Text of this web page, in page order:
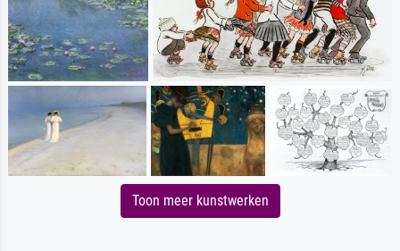
Toon meer kunstwerken